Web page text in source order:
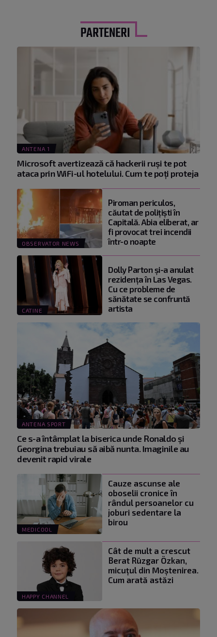
PARTENERI
ANTENA 1
Microsoft avertizează că hackerii ruși te pot
ataca prin WiFi-ul hotelului. Cum te poți proteja
OBSERVATOR NEWS
Piroman periculos,
căutat de poliţişti în
Capitală. Abia eliberat, ar
fi provocat trei incendii
într-o noapte
CATINE
Dolly Parton și-a anulat
rezidența în Las Vegas.
Cu ce probleme de
sănătate se confruntă
artista
ANTENA SPORT
Ce s-a întâmplat la biserica unde Ronaldo şi
Georgina trebuiau să aibă nunta. Imaginile au
devenit rapid virale
MEDICOOL
Cauze ascunse ale
oboselii cronice în
rândul persoanelor cu
joburi sedentare la
birou
HAPPY CHANNEL
Cât de mult a crescut
Berat Rüzgar Özkan,
micuțul din Moștenirea.
Cum arată astăzi